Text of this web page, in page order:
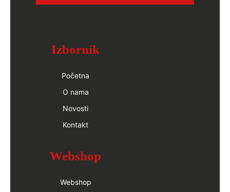
Izbornik
Početna
O nama
Novosti
Kontakt
Webshop
Webshop